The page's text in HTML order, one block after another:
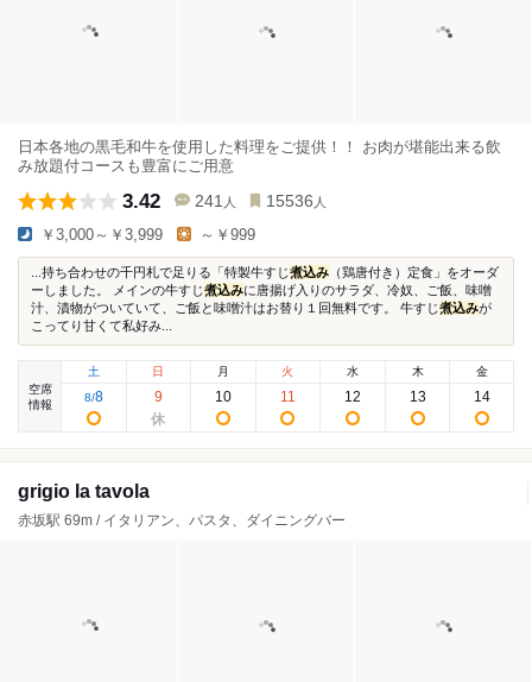
日本各地の黒毛和牛を使用した料理をご提供！！ お肉が堪能出来る飲
み放題付コースも豊富にご用意
3.42 241 人 15536 人
￥3,000～￥3,999 ～￥999
...持ち合わせの千円札で足りる「特製牛すじ煮込み （鶏唐付き）定食」をオーダ
ーしました。 メインの牛すじ煮込みに唐揚げ入りのサラダ、冷奴、ご飯、味噌
汁、漬物がついていて、ご飯と味噌汁はお替り１回無料です。 牛すじ煮込みが
こってり甘くて私好み...
空席
情報
土
8/8
日
9
月
10
火
11
水
12
木
13
金
14
grigio la tavola
赤坂駅 69m / イタリアン、パスタ、ダイニングバー